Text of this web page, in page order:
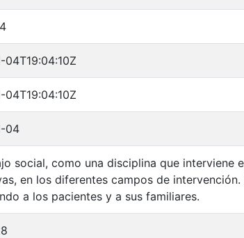
04T19:04:10Z
04T19:04:10Z
04
social, como una disciplina que interviene
en los diferentes campos de
a los pacientes y a sus familiares.